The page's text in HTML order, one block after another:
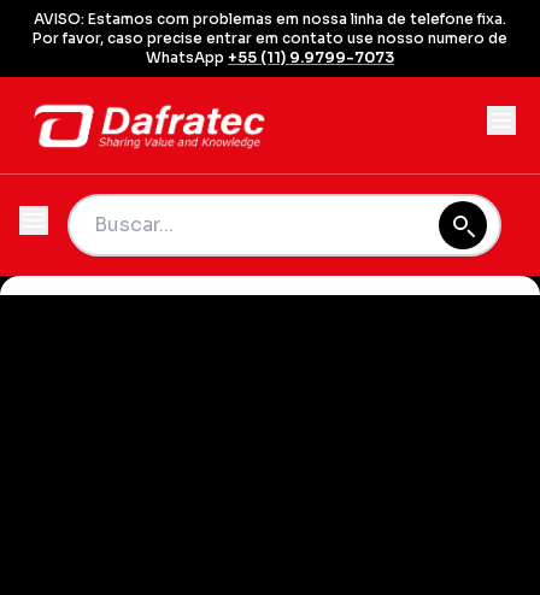
AVISO: Estamos com problemas em nossa linha de telefone fixa.
Por favor, caso precise entrar em contato use nosso numero de
WhatsApp +55 (11) 9.9799-7073